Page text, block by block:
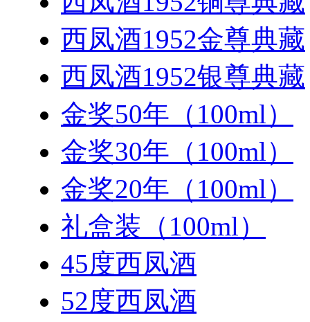
西凤酒1952金尊典藏
西凤酒1952银尊典藏
金奖50年（100ml）
金奖30年（100ml）
金奖20年（100ml）
礼盒装（100ml）
45度西凤酒
52度西凤酒